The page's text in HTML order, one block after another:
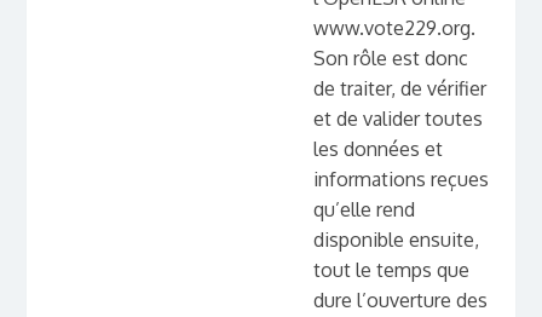
www.vote229.org.
Son rôle est donc
de traiter, de vérifier
et de valider toutes
les données et
informations reçues
qu’elle rend
disponible ensuite,
tout le temps que
dure l’ouverture des